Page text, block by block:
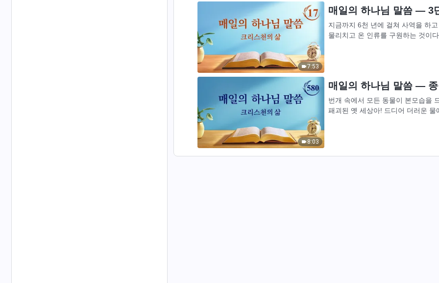
7:53
매일의 하나님 말씀 ― 3
지금까지 6천 년에 걸쳐 사역을 하
물리치고 온 인류를 구원하는 것이
8:03
매일의 하나님 말씀 ―
번개 속에서 모든 동물이 본모습을
패괴된 옛 세상아! 드디어 더러운